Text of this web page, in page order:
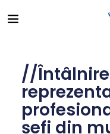
//
șefi din